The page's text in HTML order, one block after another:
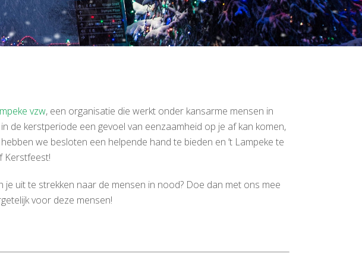
vzw, een organisatie die werkt onder kansarme mensen in
de kerstperiode een gevoel van eenzaamheid op je af kan komen,
we besloten een helpende hand te bieden en ’t Lampeke te
Kerstfeest!
je uit te strekken naar de mensen in nood? Doe dan met ons mee
voor deze mensen!